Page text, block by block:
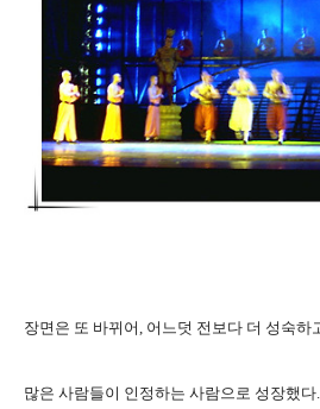
장면은 또 바뀌어, 어느덧 전보다 더 성숙하
많은 사람들이 인정하는 사람으로 성장했다.